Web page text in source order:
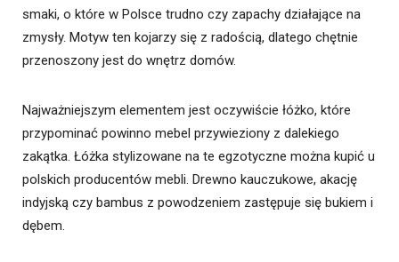
smaki, o które w Polsce trudno czy zapachy działające na
zmysły. Motyw ten kojarzy się z radością, dlatego chętnie
przenoszony jest do wnętrz domów.
Najważniejszym elementem jest oczywiście łóżko, które
przypominać powinno mebel przywieziony z dalekiego
zakątka. Łóżka stylizowane na te egzotyczne można kupić u
polskich producentów mebli. Drewno kauczukowe, akację
indyjską czy bambus z powodzeniem zastępuje się bukiem i
dębem.